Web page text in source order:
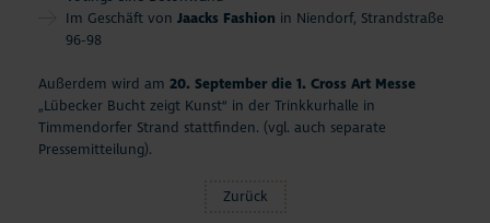
Im Geschäft von Jaacks Fashion in Niendorf, Strandstraße
96-98
Außerdem wird am 20. September die 1. Cross Art Messe
„Lübecker Bucht zeigt Kunst“ in der Trinkkurhalle in
Timmendorfer Strand stattfinden. (vgl. auch separate
Pressemitteilung).
Zurück